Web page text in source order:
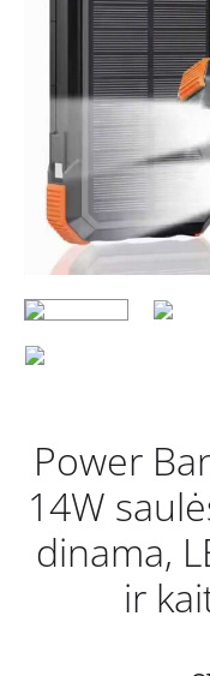
Power
14W
dinama,
ir